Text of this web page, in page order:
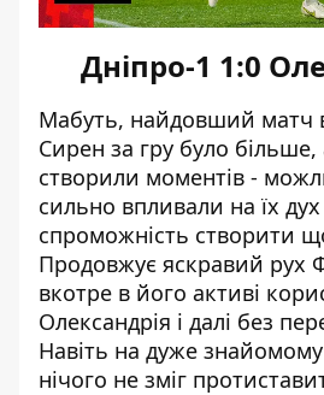
Дніпро-1 1:0
Мабуть, найдовший матч в
Сирен за гру було
створили моментів -
сильно впливали на їх дух
спроможність створити
Продовжує яскравий рух
вкотре в його активі
Олександрія і далі без
Навіть на дуже знайомому
нічого не зміг